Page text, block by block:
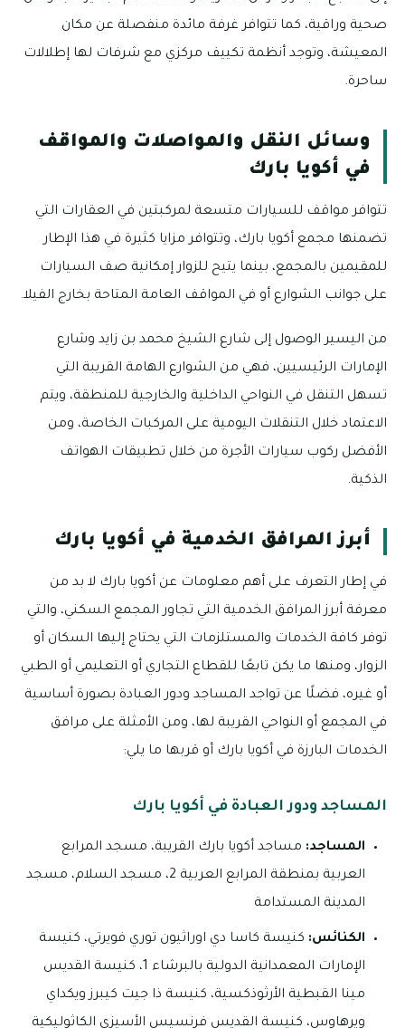
صحية وراقية، كما تتوافر غرفة مائدة منفصلة عن مكان
المعيشة، وتوجد أنظمة تكييف مركزي مع شرفات لها إطلالات
ساحرة.
وسائل النقل والمواصلات والمواقف
في أكويا بارك
تتوافر مواقف للسيارات متسعة لمركبتين في العقارات التي
تضمنها مجمع أكويا بارك، وتتوافر مزايا كثيرة في هذا الإطار
للمقيمين بالمجمع، بينما يتيح للزوار إمكانية صف السيارات
على جوانب الشوارع أو في المواقف العامة المتاحة بخارج الفيلا.
من اليسير الوصول إلى شارع الشيخ محمد بن زايد وشارع
الإمارات الرئيسيين، فهي من الشوارع الهامة القريبة التي
تسهل التنقل في النواحي الداخلية والخارجية للمنطقة، ويتم
الاعتماد خلال التنقلات اليومية على المركبات الخاصة، ومن
الأفضل ركوب سيارات الأجرة من خلال تطبيقات الهواتف
الذكية.
أبرز المرافق الخدمية في أكويا بارك
في إطار التعرف على أهم معلومات عن أكويا بارك لا بد من
معرفة أبرز المرافق الخدمية التي تجاور المجمع السكني، والتي
توفر كافة الخدمات والمستلزمات التي يحتاج إليها السكان أو
الزوار، ومنها ما يكن تابعًا للقطاع التجاري أو التعليمي أو الطبي
أو غيره، فضلًا عن تواجد المساجد ودور العبادة بصورة أساسية
في المجمع أو النواحي القريبة لها، ومن الأمثلة على مرافق
الخدمات البارزة في أكويا بارك أو قربها ما يلي:
المساجد ودور العبادة في أكويا بارك
المساجد: مساجد أكويا بارك القريبة، مسجد المرابع
العربية بمنطقة المرابع العربية 2، مسجد السلام، مسجد
المدينة المستدامة
الكنائس: كنيسة كاسا دي اوراثيون توري فويرتي، كنيسة
الإمارات المعمدانية الدولية بالبرشاء 1، كنيسة القديس
مينا القبطية الأرثوذكسية، كنيسة ذا جيت كيبرز ويكداي
ويرهاوس، كنيسة القديس فرنسيس الأسيزي الكاثوليكية